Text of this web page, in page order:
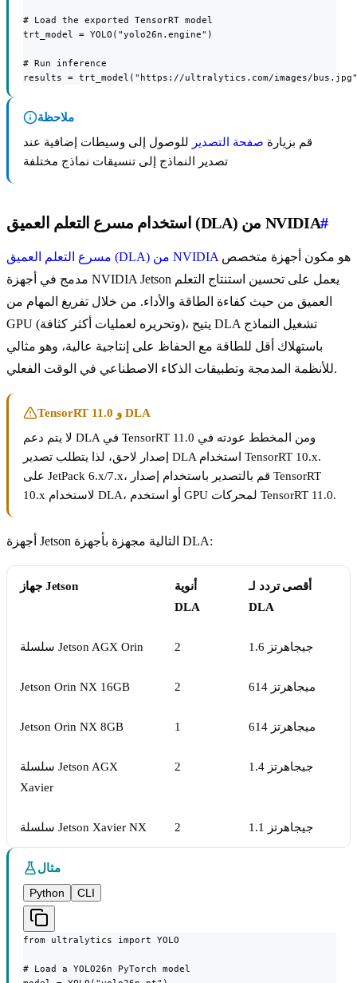
# Load the exported TensorRT model
trt_model = YOLO("yolo26n.engine")
# Run inference
results = trt_model("https://ultralytics.com/images/
ملاحظة
قم بزيارة صفحة التصدير للوصول إلى وسيطات إضافية عند
تصدير النماذج إلى تنسيقات نماذج مختلفة
استخدام مسرع التعلم العميق (DLA) من NVIDIA#
مسرع التعلم العميق (DLA) من NVIDIA
مدمج في أجهزة NVIDIA Jetson يعمل على تحسين استنتاج التعلم
العميق من حيث كفاءة الطاقة والأداء. من خلال تفريغ المهام من
GPU (وتحريره لعمليات أكثر كثافة)، يتيح DLA تشغيل النماذج
باستهلاك أقل للطاقة مع الحفاظ على إنتاجية عالية، وهو مثالي
للأنظمة المدمجة وتطبيقات الذكاء الاصطناعي في الوقت الفعلي.
TensorRT 11.0 و DLA
لا يتم دعم DLA في TensorRT 11.0 ومن المخطط عودته في
إصدار لاحق، لذا يتطلب تصدير DLA استخدام TensorRT 10.x.
على JetPack 6.x/7.x، قم بالتصدير باستخدام إصدار TensorRT
10.x لاستخدام DLA، أو استخدم GPU لمحركات TensorRT 11.0.
أجهزة Jetson التالية مجهزة بأجهزة DLA:
جهاز Jetson
أنوية
DLA
أقصى تردد لـ
DLA
سلسلة Jetson AGX Orin 2 1.6 جيجاهرتز
Jetson Orin NX 16GB 2 614 ميجاهرتز
Jetson Orin NX 8GB 1 614 ميجاهرتز
سلسلة Jetson AGX
Xavier
2 1.4 جيجاهرتز
سلسلة Jetson Xavier NX 2 1.1 جيجاهرتز
مثال
Python
CLI
from ultralytics import YOLO
# Load a YOLO26n PyTorch model